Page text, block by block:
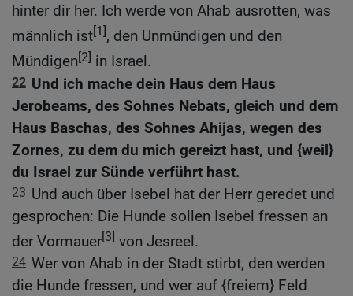
hinter dir her. Ich werde von Ahab ausrotten, was
männlich ist[1], den Unmündigen und den
Mündigen[2] in Israel.
22 Und ich mache dein Haus dem Haus
Jerobeams, des Sohnes Nebats, gleich und dem
Haus Baschas, des Sohnes Ahijas, wegen des
Zornes, zu dem du mich gereizt hast, und {weil}
du Israel zur Sünde verführt hast.
23 Und auch über Isebel hat der Herr geredet und
gesprochen: Die Hunde sollen Isebel fressen an
der Vormauer[3] von Jesreel.
24 Wer von Ahab in der Stadt stirbt, den werden
die Hunde fressen, und wer auf {freiem} Feld